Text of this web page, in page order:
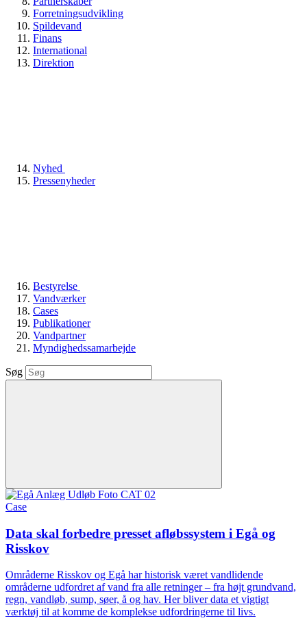
Forretningsudvikling
Spildevand
Finans
International
Direktion
Nyhed
Pressenyheder
Bestyrelse
Vandværker
Cases
Publikationer
Vandpartner
Myndighedssamarbejde
Søg
Case
Data skal forbedre presset afløbssystem i Egå og
Risskov
Områderne Risskov og Egå har historisk været vandlidende
områderne udfordret af vand fra alle retninger – fra højt grundvand,
regn, vandløb, sump, søer, å og hav. Her bliver data et vigtigt
værktøj til at komme de komplekse udfordringerne til livs.